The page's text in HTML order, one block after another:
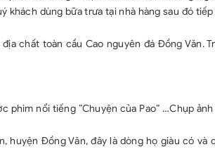
GIÁ TOUR
- Xe điện di
- Đồ uống
- Các chi phí
chương
hoặc thuê xe
- Thuế giá trị
- Tiền thưởng
khách dùng bữa trưa tại nhà hàng sau đó
chất toàn cầu Cao nguyên đá Đồng Văn.
phim nổi tiếng ”Chuyện của Pao” …Chụp
huyện Đồng Văn, đây là dòng họ giàu có và